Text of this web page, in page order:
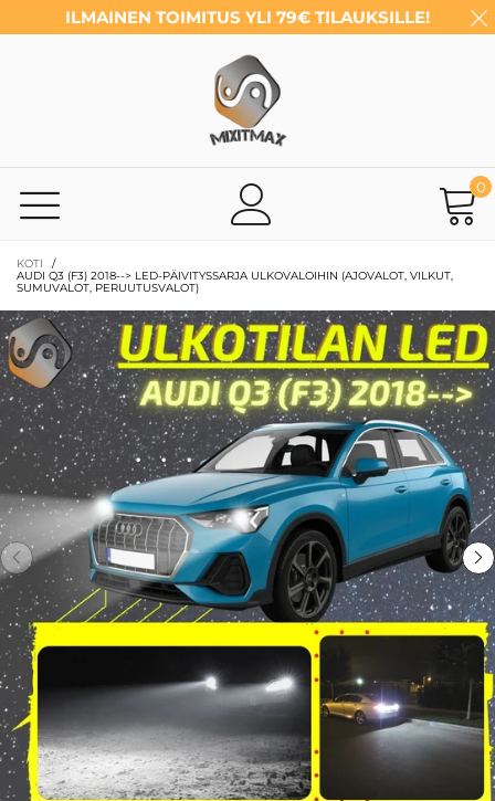
ILMAINEN TOIMITUS YLI 79€ TILAUKSILLE!
0
KOTI
/
AUDI Q3 (F3) 2018--> LED-PÄIVITYSSARJA ULKOVALOIHIN (AJOVALOT, VILKUT,
SUMUVALOT, PERUUTUSVALOT)